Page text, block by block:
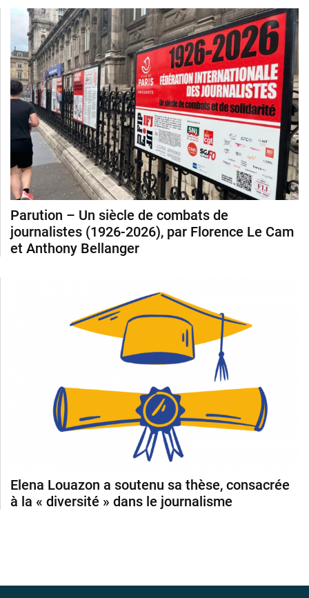
Parution – Un siècle de combats de
journalistes (1926-2026), par Florence Le Cam
et Anthony Bellanger
Elena Louazon a soutenu sa thèse, consacrée
à la « diversité » dans le journalisme